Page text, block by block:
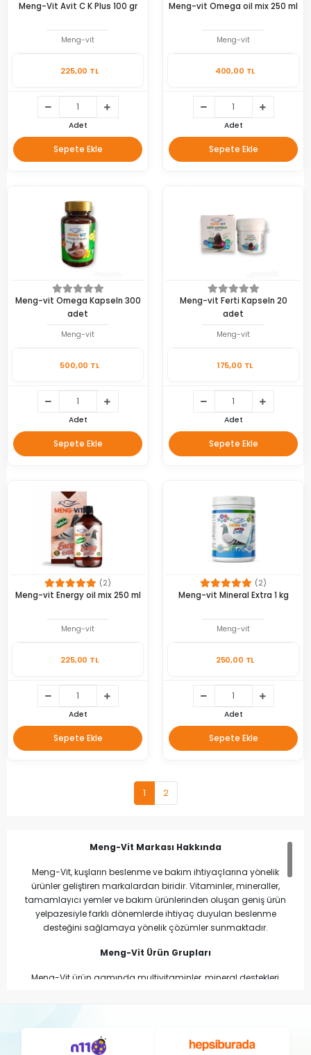
Meng-Vit Avit C K Plus 100 gr
Meng-vit
225,00 TL
Adet
Sepete Ekle
Meng-vit Omega oil mix 250 ml
Meng-vit
400,00 TL
Adet
Sepete Ekle
Meng-vit Omega Kapseln 300
adet
Meng-vit
500,00 TL
Adet
Sepete Ekle
Meng-vit Ferti Kapseln 20
adet
Meng-vit
175,00 TL
Adet
Sepete Ekle
(2)
Meng-vit Energy oil mix 250 ml
Meng-vit
225,00 TL
Adet
Sepete Ekle
(2)
Meng-vit Mineral Extra 1 kg
Meng-vit
250,00 TL
Adet
Sepete Ekle
1 2
Meng-Vit Markası Hakkında
Meng-Vit, kuşların beslenme ve bakım ihtiyaçlarına yönelik
ürünler geliştiren markalardan biridir. Vitaminler, mineraller,
tamamlayıcı yemler ve bakım ürünlerinden oluşan geniş ürün
yelpazesiyle farklı dönemlerde ihtiyaç duyulan beslenme
desteğini sağlamaya yönelik çözümler sunmaktadır.
Meng-Vit Ürün Grupları
Meng-Vit ürün gamında multivitaminler, mineral destekleri,
kuşların farklı bakım ve beslenme ihtiyaçlarına yönelik çözümler